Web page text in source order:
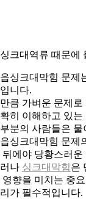
크대역류 때문에
싱크대막힘 문제
니다.
큼 가벼운 문제
히 이해하고 있
분의 사람들은
싱크대막힘 문제
뒤에야 당황스러
나 싱크대막힘은
영향을 미치는 중
가 필수적입니다.